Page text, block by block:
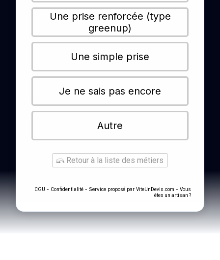
Une prise renforcée (type
greenup)
Une simple prise
Je ne sais pas encore
Autre
Retour à la liste des métiers
CGU - Confidentialité - Service proposé par ViteUnDevis.com - Vous
êtes un artisan ?